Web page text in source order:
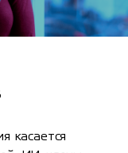
касается